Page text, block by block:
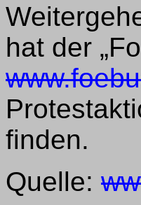
hat der
finden.
Quelle: